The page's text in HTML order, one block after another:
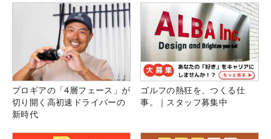
プロギアの「4層フェース」が
切り開く高初速ドライバーの
新時代
ゴルフの熱狂を、つくる仕
事。｜スタッフ募集中